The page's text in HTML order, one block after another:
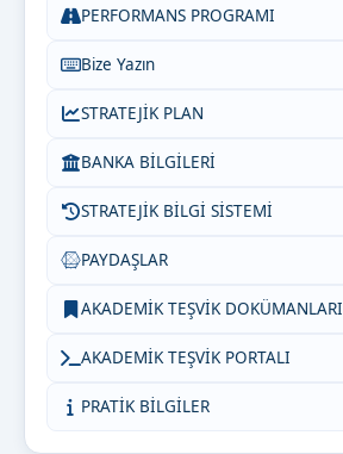
PERFORMANS PROGRAMI
Bize Yazın
STRATEJİK PLAN
BANKA BİLGİLERİ
STRATEJİK BİLGİ SİSTEMİ
PAYDAŞLAR
AKADEMİK TEŞVİK DOKÜMANLARI
AKADEMİK TEŞVİK PORTALI
PRATİK BİLGİLER